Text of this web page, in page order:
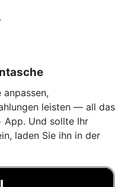
anpassen,
leisten — all das
App. Und sollte Ihr
laden Sie ihn in der